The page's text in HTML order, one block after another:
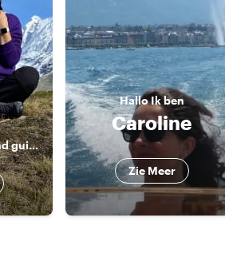
Your private host and guide through Geneva, Lausanne, Montreaux
HalloIk ben
Caroline
Zie Meer